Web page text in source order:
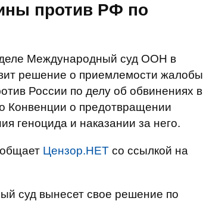
против РФ по
Международный суд ООН в
решение о приемлемости жалобы
России по делу об обвинениях в
Конвенции о предотвращении
геноцида и наказании за него.
Цензор.НЕТ со ссылкой на
суд вынесет свое решение по